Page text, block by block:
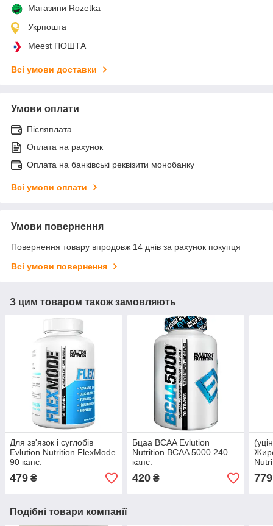
Магазини Rozetka
Укрпошта
Meest ПОШТА
Всі умови доставки
Умови оплати
Післяплата
Оплата на рахунок
Оплата на банківські реквізити монобанку
Всі умови оплати
Умови повернення
Повернення товару впродовж 14 днів за рахунок покупця
Всі умови повернення
З цим товаром також замовляють
Для зв'язок і суглобів
Evlution Nutrition FlexMode
90 капс.
479 ₴
Бцаа BCAA Evlution
Nutrition BCAA 5000 240
капс.
420₴ 779
Подібні товари компанії